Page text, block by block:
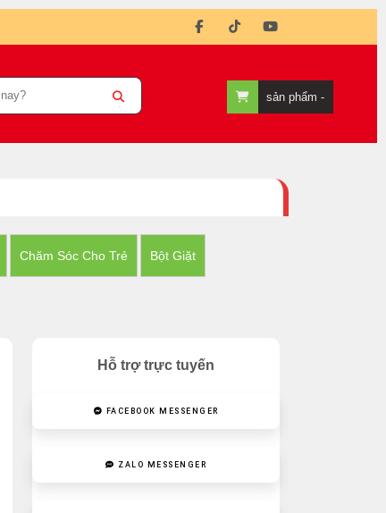
sản phẩm -
Chăm Sóc Cho Trẻ Bột Giặt
Hỗ trợ trực tuyến
FACEBOOK MESSENGER
ZALO MESSENGER